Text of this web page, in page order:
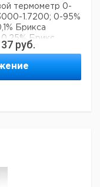
термометр 0-
1.7200; 0-95%
Брикса
Брикс
Аксессуар:
руб.